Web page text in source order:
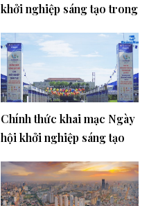
khởi nghiệp sáng tạo trong
đẳng
Chính thức khai mạc Ngày
hội khởi nghiệp sáng tạo
TechFest Quang Nam
2023